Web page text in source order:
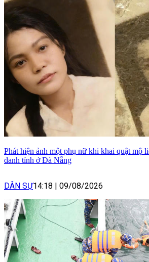
Phát hiện ảnh một phụ nữ khi khai quật mộ
danh tính ở Đà Nẵng
DÂN SỰ14:18 09/08/2026